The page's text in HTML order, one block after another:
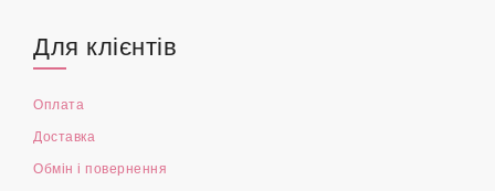
Для клієнтів
Оплата
Доставка
Обмін і повернення